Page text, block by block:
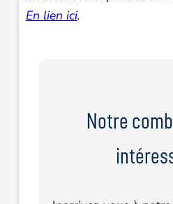
En lien ici.
Notre